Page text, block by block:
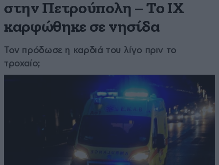
στην Πετρούπολη – Το ΙΧ
καρφώθηκε σε νησίδα
Τον πρόδωσε η καρδιά του λίγο πριν το
τροχαίο;